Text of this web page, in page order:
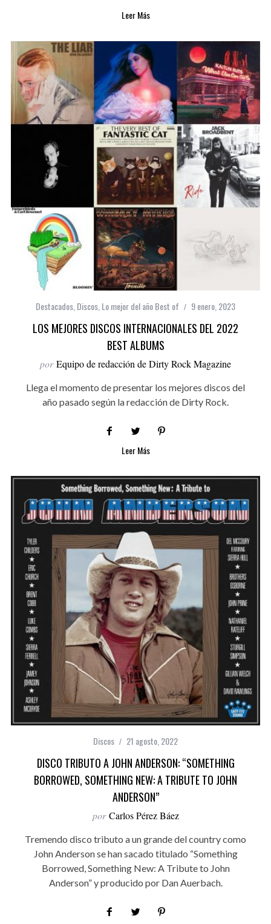
Leer Más
Destacados Discos Lo mejor del año Best of 9 enero, 2023
LOS MEJORES DISCOS INTERNACIONALES DEL 2022
BEST ALBUMS
por Equipo de redacción de Dirty Rock Magazine
Llega el momento de presentar los mejores discos del
año pasado según la redacción de Dirty Rock.
Leer Más
Discos 21 agosto, 2022
DISCO TRIBUTO A JOHN ANDERSON: “SOMETHING
BORROWED, SOMETHING NEW: A TRIBUTE TO JOHN
ANDERSON”
por Carlos Pérez Báez
Tremendo disco tributo a un grande del country como
John Anderson se han sacado titulado “Something
Borrowed, Something New: A Tribute to John
Anderson” y producido por Dan Auerbach.